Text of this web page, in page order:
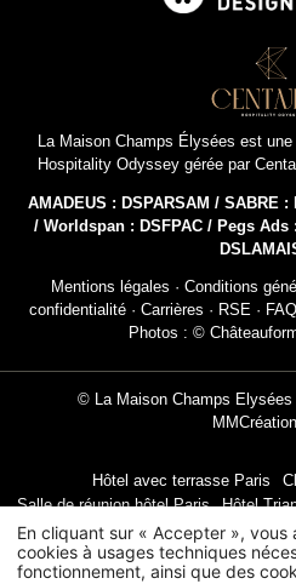
La Maison Champs Élysées est
Hospitality Odyssey gérée par
AMADEUS : DSPARSAM / SABRE :
/ Worldspan : DSFPAC / Pegs Ads
Mentions légales · Conditions
confidentialité · Carrières · RSE · FAQ
Photos : ©
© La Maison Champs Elysées
Hôtel avec terrasse Paris
Salle de réunion hôtel Paris
Hôtel
En cliquant sur « Accepter », vous
cookies à usages techniques
fonctionnement, ainsi que des